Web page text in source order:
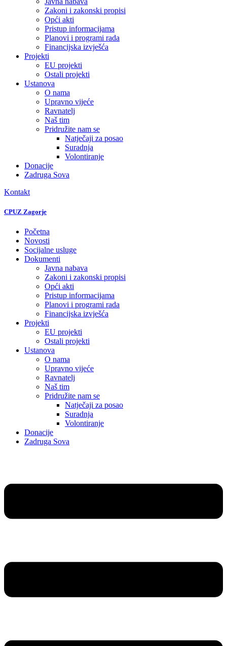
Zakoni i zakonski propisi
Opći akti
Pristup informacijama
Planovi i programi rada
Financijska izvješća
Projekti
EU projekti
Ostali projekti
Ustanova
O nama
Upravno vijeće
Ravnatelj
Naš tim
Pridružite nam se
Natječaji za posao
Suradnja
Volontiranje
Donacije
Zadruga Sova
Kontakt
CPUZ Zagorje
Početna
Novosti
Socijalne usluge
Dokumenti
Javna nabava
Zakoni i zakonski propisi
Opći akti
Pristup informacijama
Planovi i programi rada
Financijska izvješća
Projekti
EU projekti
Ostali projekti
Ustanova
O nama
Upravno vijeće
Ravnatelj
Naš tim
Pridružite nam se
Natječaji za posao
Suradnja
Volontiranje
Donacije
Zadruga Sova